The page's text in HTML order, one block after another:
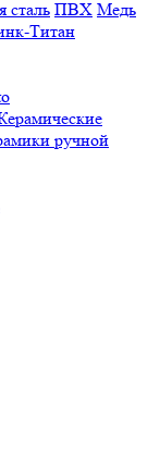
сталь ПВХ Медь
Титан
ручной